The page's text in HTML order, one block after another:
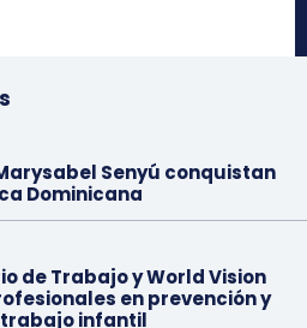
Senyú conquistan
Dominicana
de Trabajo y World Vision
en prevención y
infantil